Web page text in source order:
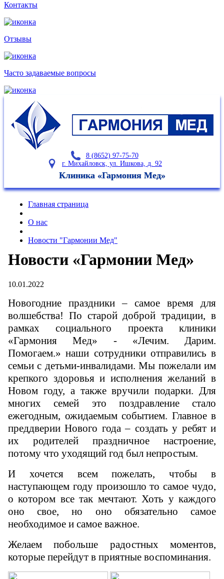
Контакты
Отзывы
Часто задаваемые вопросы
8 (8652) 97-75-70
г. Михайловск, ул. Ишкова, д. 92
Клиника «Гармония Мед»
Главная страница
О нас
Новости "Гармонии Мед"
Новости «Гармонии Мед»
10.01.2022
Новогодние праздники – самое время для
волшебства! По старой доброй традиции, в
рамках социального проекта клиники
«Гармония Мед» - «Лечим. Дарим.
Помогаем.» наши сотрудники отправились в
семьи с детьми-инвалидами. Мы пожелали им
крепкого здоровья и исполнения желаний в
Новом году, а также вручили подарки. Для
многих семей это поздравление стало
ежегодным, ожидаемым событием. Главное в
преддверии Нового года – создать у ребят и
их родителей праздничное настроение,
потому что уходящий год был непростым.
И хочется всем пожелать, чтобы в
наступающем году произошло то самое чудо,
о котором все так мечтают. Хоть у каждого
оно свое, но оно обязательно самое
необходимое и самое важное.
Желаем побольше радостных моментов,
которые перейдут в приятные воспоминания.